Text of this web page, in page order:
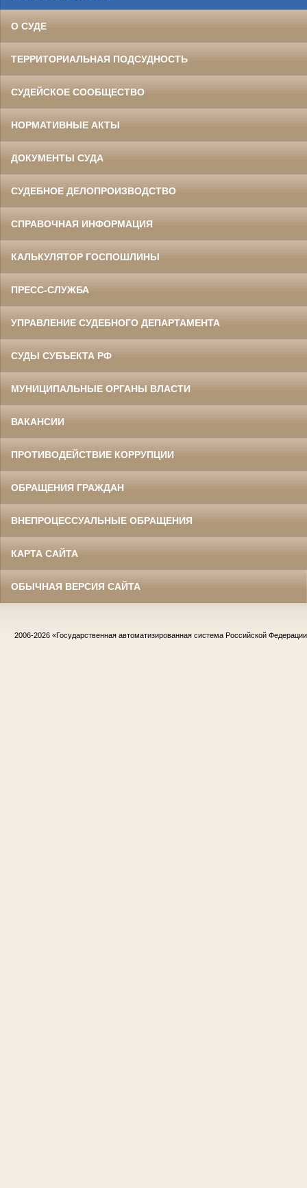
О СУДЕ
ТЕРРИТОРИАЛЬНАЯ ПОДСУДНОСТЬ
СУДЕЙСКОЕ СООБЩЕСТВО
НОРМАТИВНЫЕ АКТЫ
ДОКУМЕНТЫ СУДА
СУДЕБНОЕ ДЕЛОПРОИЗВОДСТВО
СПРАВОЧНАЯ ИНФОРМАЦИЯ
КАЛЬКУЛЯТОР ГОСПОШЛИНЫ
ПРЕСС-СЛУЖБА
УПРАВЛЕНИЕ СУДЕБНОГО ДЕПАРТАМЕНТА
СУДЫ СУБЪЕКТА РФ
МУНИЦИПАЛЬНЫЕ ОРГАНЫ ВЛАСТИ
ВАКАНСИИ
ПРОТИВОДЕЙСТВИЕ КОРРУПЦИИ
ОБРАЩЕНИЯ ГРАЖДАН
ВНЕПРОЦЕССУАЛЬНЫЕ ОБРАЩЕНИЯ
КАРТА САЙТА
ОБЫЧНАЯ ВЕРСИЯ САЙТА
2006-2026 «Государственная автоматизированная система Российской